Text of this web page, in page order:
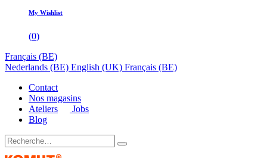
My Wishlist
(0)
Français (BE)
Nederlands (BE) English (UK) Français (BE)
Contact
Nos magasins
Ateliers
Jobs
Blog